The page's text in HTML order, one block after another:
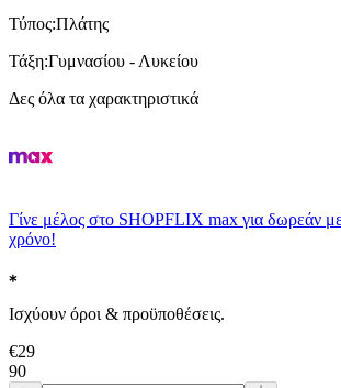
Τύπος:Πλάτης
Τάξη:Γυμνασίου - Λυκείου
Δες όλα τα χαρακτηριστικά
Γίνε μέλος στο SHOPFLIX max για δωρεάν
χρόνο!
Ισχύουν όροι & προϋποθέσεις.
€29
90